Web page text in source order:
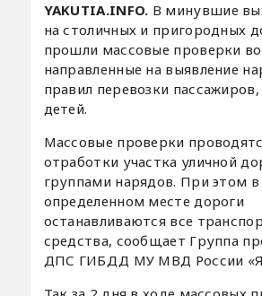
YAKUTIA.INFO. В минувшие
на столичных и пригородных
прошли массовые проверки
направленные на выявление
правил перевозки
детей.
Массовые проверки
отработки участка уличной
группами нарядов. При этом в
определенном месте дороги
останавливаются все
средства, сообщает Группа
ДПС ГИБДД МУ МВД России